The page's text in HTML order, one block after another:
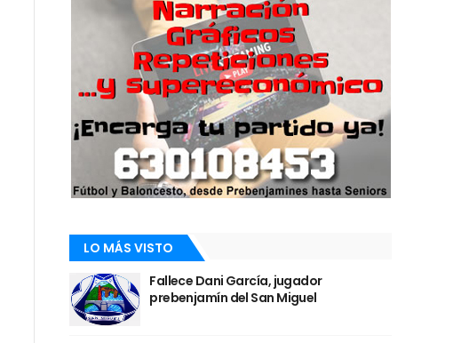
LO MÁS VISTO
Fallece Dani García, jugador
prebenjamín del San Miguel